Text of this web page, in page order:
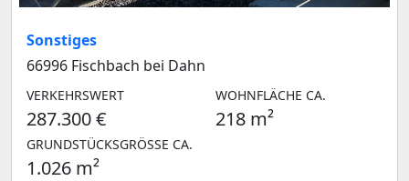
Sonstiges
66996 Fischbach bei Dahn
VERKEHRSWERT
287.300 €
WOHNFLÄCHE CA.
218 m²
GRUNDSTÜCKSGRÖSSE CA.
1.026 m²